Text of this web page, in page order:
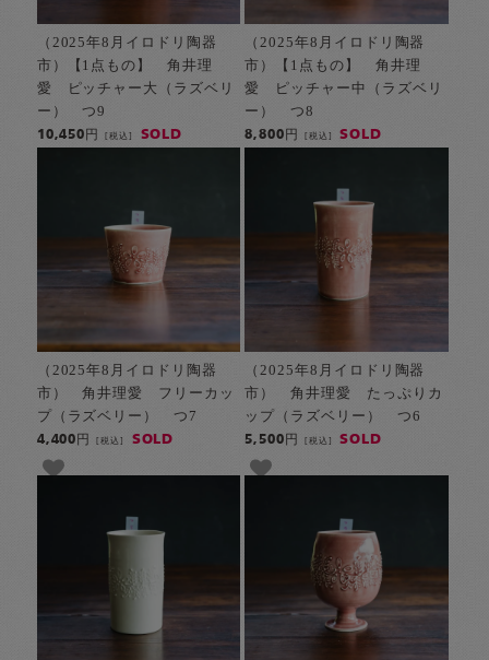
（2025年8月イロドリ陶器
市）【1点もの】 角井理
愛 ピッチャー大（ラズベリ
ー） つ9
10,450円[税込] SOLD
（2025年8月イロドリ陶器
市）【1点もの】 角井理
愛 ピッチャー中（ラズベリ
ー） つ8
8,800円 [税込] SOLD
（2025年8月イロドリ陶器
市） 角井理愛 フリーカッ
プ（ラズベリー） つ7
4,400円[税込] SOLD
（2025年8月イロドリ陶器
市） 角井理愛 たっぷりカ
ップ（ラズベリー） つ6
5,500円 [税込] SOLD